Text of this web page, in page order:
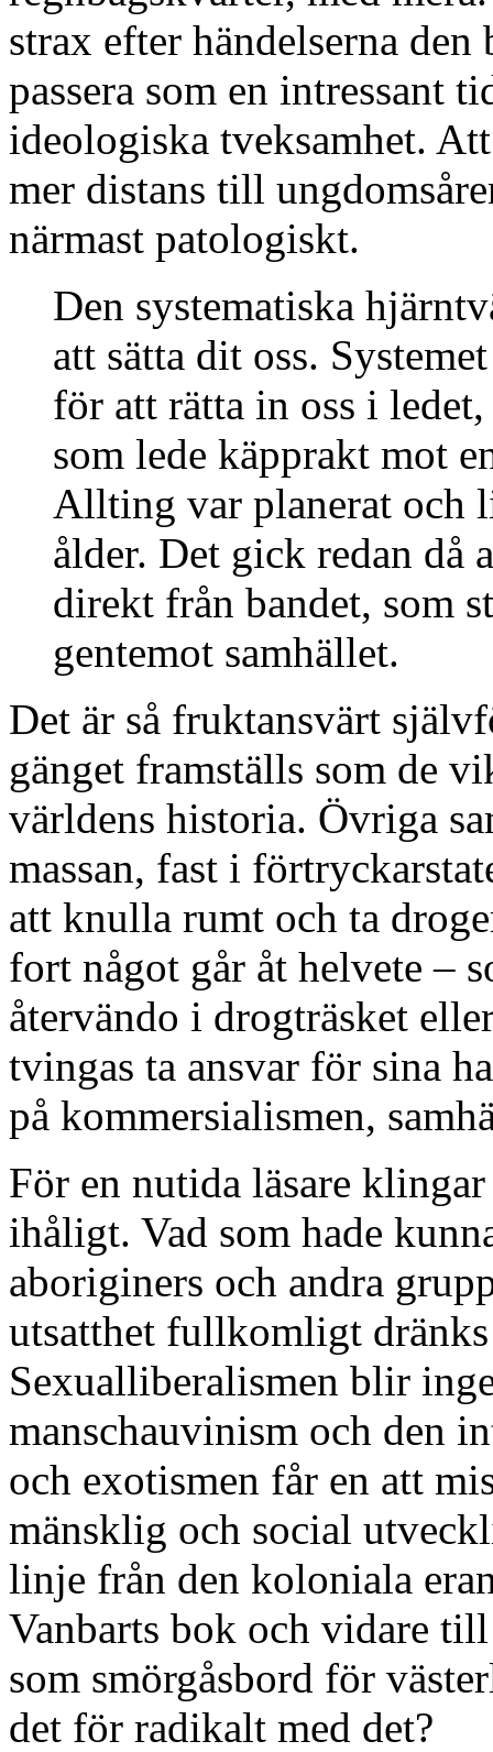
strax efter händelserna
passera som en intressant
ideologiska tveksamhet.
mer distans till
närmast patologiskt.
Den systematiska
att sätta dit oss.
för att rätta in oss i
som lede käpprakt mot
Allting var planerat och
ålder. Det gick redan då
direkt från bandet, som
gentemot samhället.
Det är så fruktansvärt
gänget framställs som de
världens historia. Övriga
massan, fast i
att knulla rumt och ta
fort något går åt helvete –
återvändo i drogträsket
tvingas ta ansvar för sina
på kommersialismen,
För en nutida läsare
ihåligt. Vad som hade
aboriginers och andra
utsatthet fullkomligt
Sexualliberalismen blir
manschauvinism och den
och exotismen får en att
mänsklig och social
linje från den koloniala
Vanbarts bok och vidare
som smörgåsbord för
det för radikalt med det?